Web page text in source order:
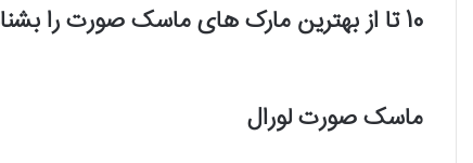
10 تا از بهترین مارک های ماسک صورت را بشناسید !
ماسک صورت لورال